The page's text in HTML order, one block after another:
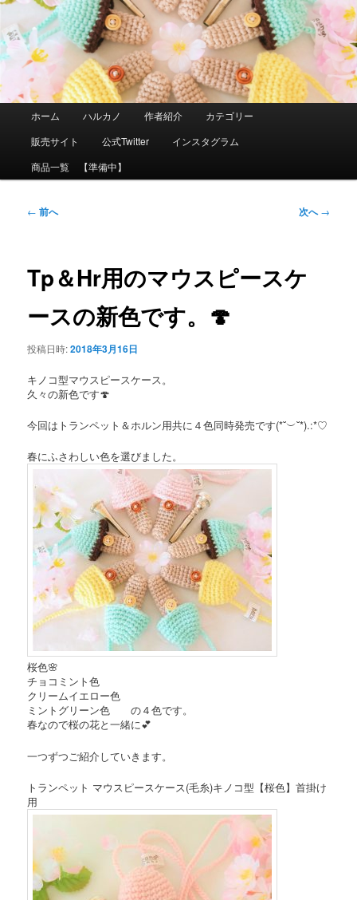
メ
ン
コ
ン
ン
ツ
ュ
ホーム ハルカノ 作者紹介
カテゴリー
販売サイト
公式Twitter
インスタグラム
商品一覧 【準備中】
投
ン
← 前へ 次へ→
Tp＆Hr用のマウスピースケ
ースの新色です。🍄
投稿日時:2018年3月16日
キノコ型マウスピースケース。
久々の新色です🍄
今回はトランペット＆ホルン用共に４色同時発売です(*˘︶˘*).:*♡
春にふさわしい色を選びました。
桜色🌸
チョコミント色
クリームイエロー色
ミントグリーン色 の４色です。
春なので桜の花と一緒に💕
一つずつご紹介していきます。
トランペット マウスピースケース(毛糸)キノコ型【桜色】首掛け
用